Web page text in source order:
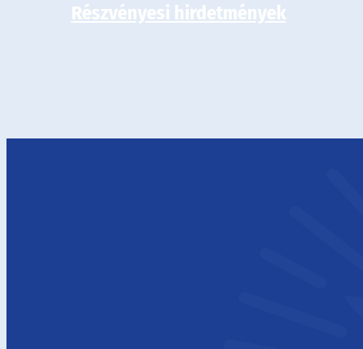
Részvényesi hirdetmények